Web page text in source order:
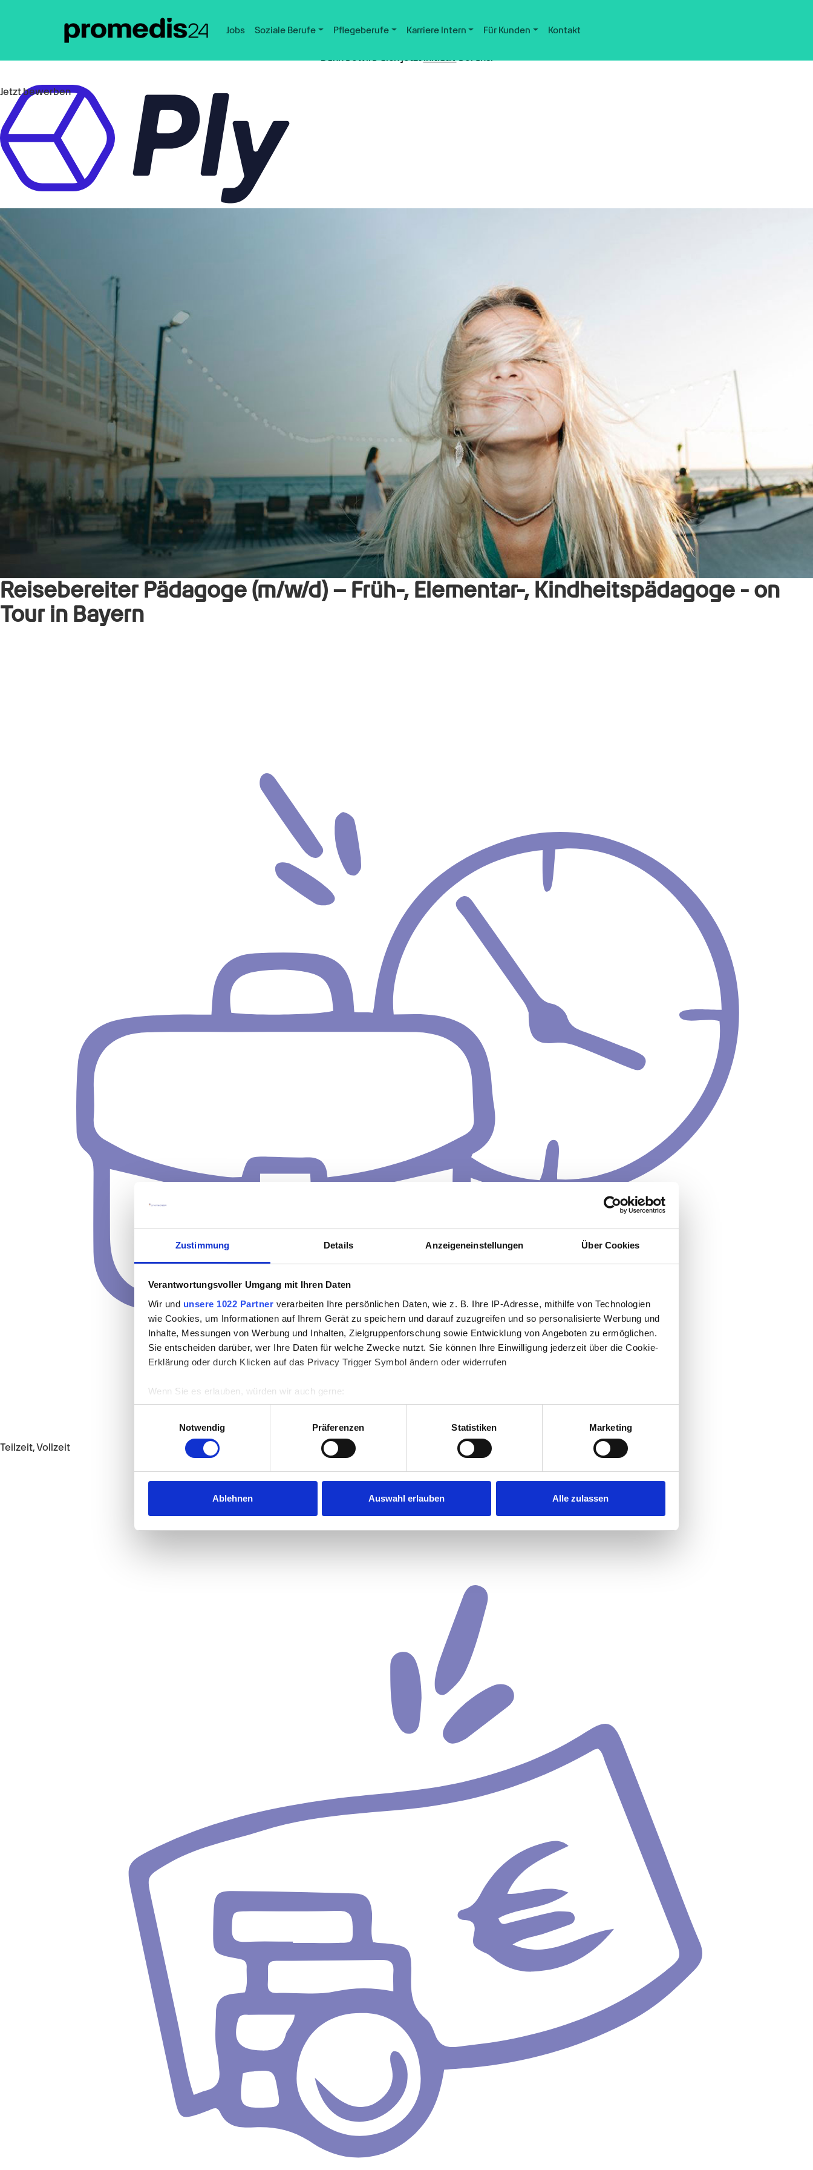
Zustimmung Details Anzeigeneinstellungen Über Cookies
Verantwortungsvoller Umgang mit Ihren Daten
Wir und unsere 1022 Partner verarbeiten Ihre persönlichen Daten, wie z. B. Ihre IP-Adresse, mithilfe von Technologien
wie Cookies, um Informationen auf Ihrem Gerät zu speichern und darauf zuzugreifen und so personalisierte Werbung und
Inhalte, Messungen von Werbung und Inhalten, Zielgruppenforschung sowie Entwicklung von Angeboten zu ermöglichen.
Sie entscheiden darüber, wer Ihre Daten für welche Zwecke nutzt. Sie können Ihre Einwilligung jederzeit über die Cookie-
Erklärung oder durch Klicken auf das Privacy Trigger Symbol ändern oder widerrufen
Wenn Sie es erlauben, würden wir auch gerne:
Informationen über Ihre geografische Lage erfassen, welche bis auf einige Meter genau sein können
Ihr Gerät durch aktives Scannen nach bestimmten Merkmalen (Fingerprinting) identifizieren
Erfahren Sie mehr darüber, wie Ihre persönlichen Daten verarbeitet werden, und legen Sie Ihre Präferenzen imAbschnitt
Einzelheitenfest.
Wir verwenden Cookies, um Inhalte und Anzeigen zu personalisieren, Funktionen für soziale Medien anbieten zu können
und die Zugriffe auf unsere Website zu analysieren. Außerdem geben wir Informationen zu Ihrer Verwendung unserer
Website an unsere Partner für soziale Medien, Werbung und Analysen weiter. Unsere Partner führen diese Informationen
Notwendig
Präferenzen Statistiken Marketing
Ablehnen Auswahl erlauben Alle zulassen
Jobs Soziale Berufe Pflegeberufe Karriere Intern Für Kunden Kontakt
Dann bewirb dich jetztinitiativbei uns.
Reisebereiter Pädagoge (m/w/d) – Früh-, Elementar-, Kindheitspädagoge - on
Tour in Bayern
Teilzeit, Vollzeit
Jetzt bewerben